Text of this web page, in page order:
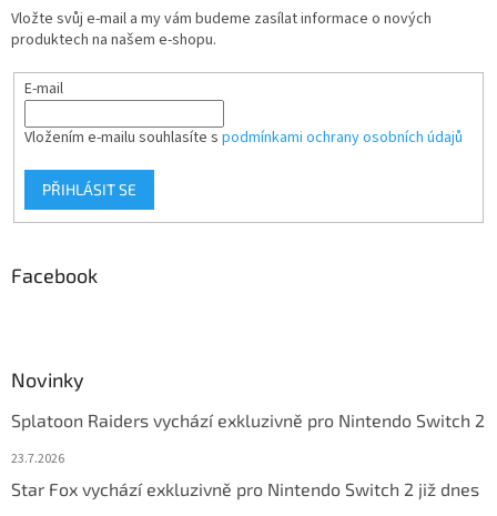
Vložte svůj e-mail a my vám budeme zasílat informace o nových
produktech na našem e-shopu.
E-mail
Vložením e-mailu souhlasíte s podmínkami ochrany osobních údajů
PŘIHLÁSIT SE
Facebook
Novinky
Splatoon Raiders vychází exkluzivně pro Nintendo Switch 2
23.7.2026
Star Fox vychází exkluzivně pro Nintendo Switch 2 již dnes